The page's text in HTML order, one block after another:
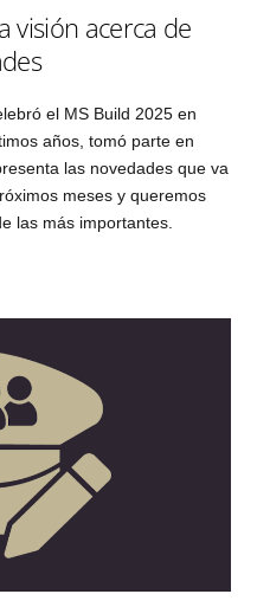
visión acerca de
el MS Build 2025 en
años, tomó parte en
las novedades que va
meses y queremos
las más importantes.